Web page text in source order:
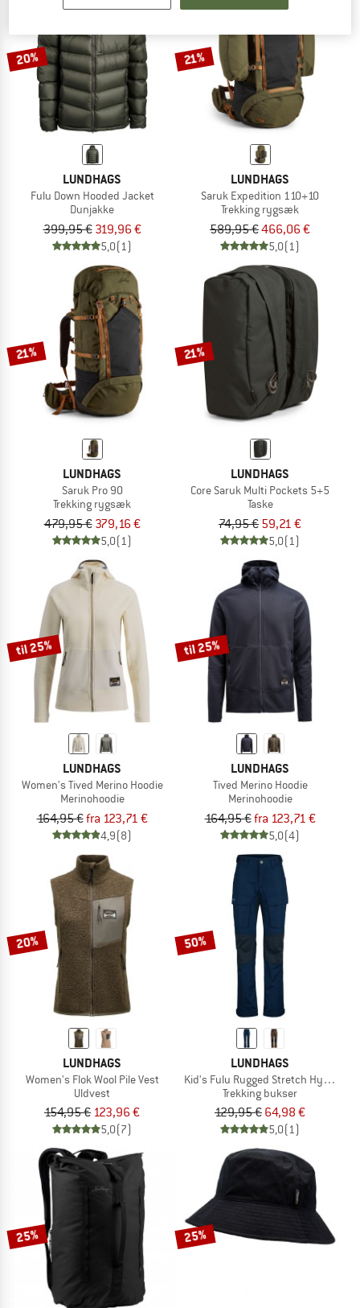
20%
LUNDHAGS
Fulu Down Hooded Jacket
Dunjakke
399,95 € 319,96 €
5,0(1)
21%
LUNDHAGS
Saruk Expedition 110+10
Trekking rygsæk
589,95 €466,06 €
5,0(1)
21%
LUNDHAGS
Saruk Pro 90
Trekking rygsæk
479,95 € 379,16 €
5,0(1)
21%
LUNDHAGS
Core Saruk Multi Pockets 5+5
Taske
74,95 € 59,21 €
5,0(1)
til 25%
LUNDHAGS
Women's Tived Merino Hoodie
Merinohoodie
164,95 €fra 123,71 €
4,9(8)
til 25%
LUNDHAGS
Tived Merino Hoodie
Merinohoodie
164,95 €fra 123,71 €
5,0(4)
20%
LUNDHAGS
Women's Flok Wool Pile Vest
Uldvest
154,95 € 123,96 €
5,0(7)
50%
LUNDHAGS
Kid's Fulu Rugged Stretch Hybrid
Trekking bukser
129,95 € 64,98 €
5,0(1)
25% 25%